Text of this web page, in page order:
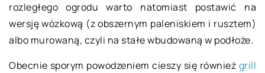
rozległego ogrodu warto natomiast postawić na
wersję wózkową (z obszernym paleniskiem i rusztem)
albo murowaną, czyli na stałe wbudowaną w podłoże.
Obecnie sporym powodzeniem cieszy się również grill